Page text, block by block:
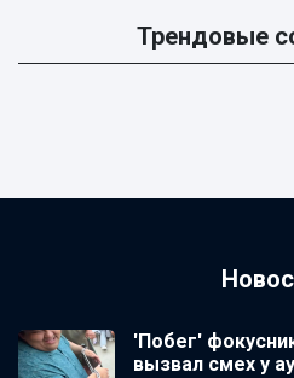
Трендовые
'Побег'
вызвал смех у